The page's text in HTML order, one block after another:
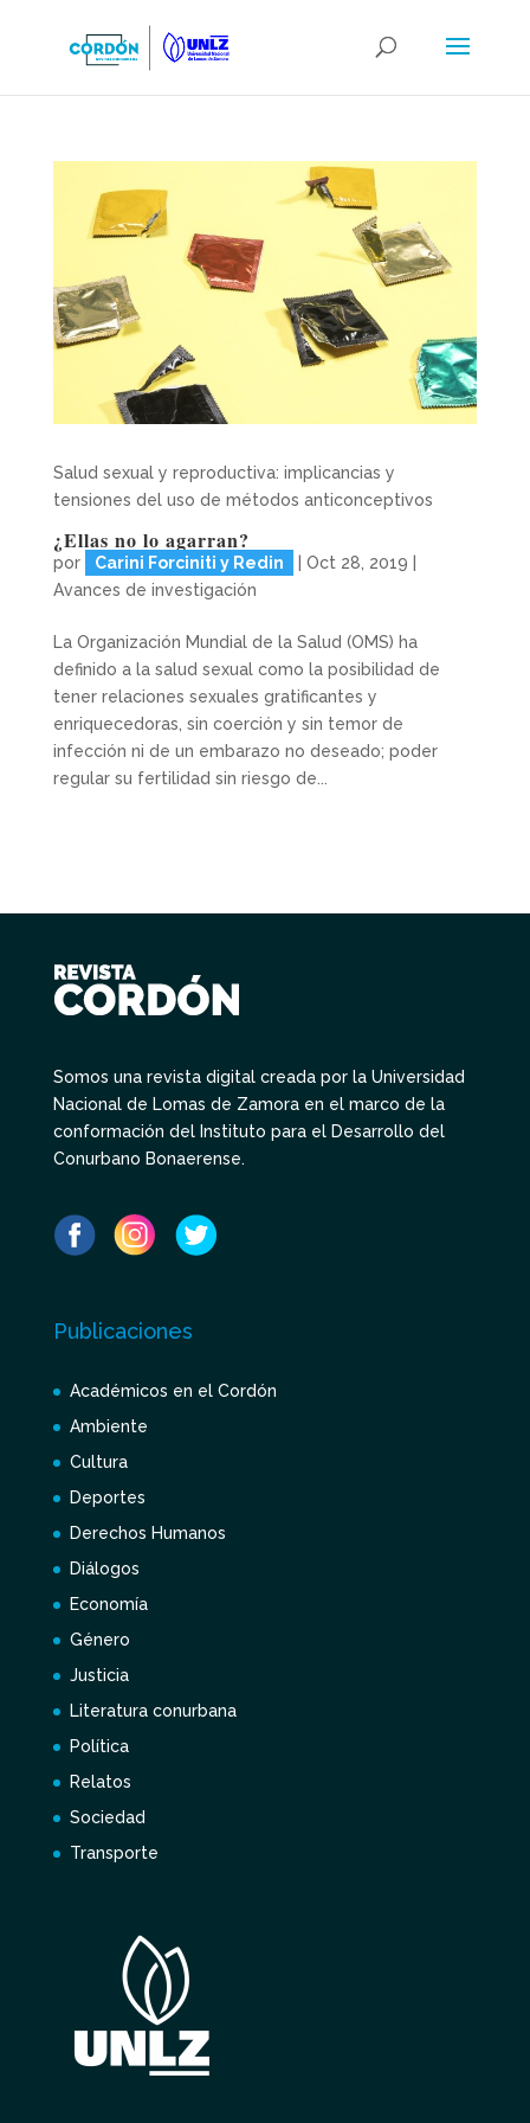
Salud sexual y reproductiva: implicancias y
tensiones del uso de métodos anticonceptivos
¿Ellas no lo agarran?
por Carini Forciniti y Redin Oct 28, 2019
Avances de investigación
La Organización Mundial de la Salud (OMS) ha
definido a la salud sexual como la posibilidad de
tener relaciones sexuales gratificantes y
enriquecedoras, sin coerción y sin temor de
infección ni de un embarazo no deseado; poder
regular su fertilidad sin riesgo de...
Somos una revista digital creada por la Universidad
Nacional de Lomas de Zamora en el marco de la
conformación del Instituto para el Desarrollo del
Conurbano Bonaerense.
Publicaciones
Académicos en el Cordón
Ambiente
Cultura
Deportes
Derechos Humanos
Diálogos
Economía
Género
Justicia
Literatura conurbana
Política
Relatos
Sociedad
Transporte